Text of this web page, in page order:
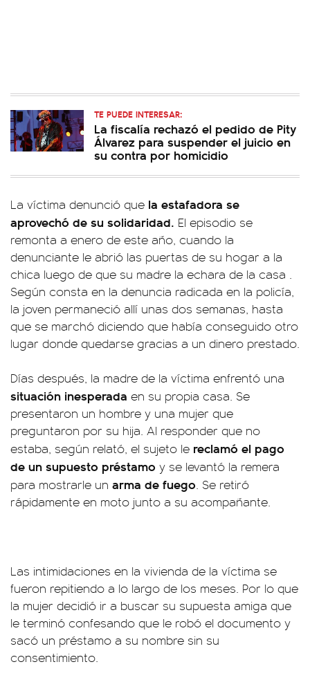
TE PUEDE INTERESAR:
La fiscalía rechazó el pedido de Pity
Álvarez para suspender el juicio en
su contra por homicidio
La víctima denunció que la estafadora se
aprovechó de su solidaridad. El episodio se
remonta a enero de este año, cuando la
denunciante le abrió las puertas de su hogar a la
chica luego de que su madre la echara de la casa .
Según consta en la denuncia radicada en la policía,
la joven permaneció allí unas dos semanas, hasta
que se marchó diciendo que había conseguido otro
lugar donde quedarse gracias a un dinero prestado.
Días después, la madre de la víctima enfrentó una
situación inesperada en su propia casa. Se
presentaron un hombre y una mujer que
preguntaron por su hija. Al responder que no
estaba, según relató, el sujeto le reclamó el pago
de un supuesto préstamo y se levantó la remera
para mostrarle un arma de fuego. Se retiró
rápidamente en moto junto a su acompañante.
Las intimidaciones en la vivienda de la víctima se
fueron repitiendo a lo largo de los meses. Por lo que
la mujer decidió ir a buscar su supuesta amiga que
le terminó confesando que le robó el documento y
sacó un préstamo a su nombre sin su
consentimiento.